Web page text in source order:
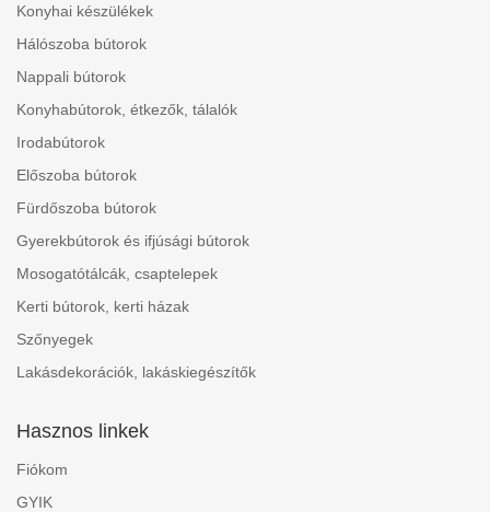
Konyhai készülékek
Hálószoba bútorok
Nappali bútorok
Konyhabútorok, étkezők, tálalók
Irodabútorok
Előszoba bútorok
Fürdőszoba bútorok
Gyerekbútorok és ifjúsági bútorok
Mosogatótálcák, csaptelepek
Kerti bútorok, kerti házak
Szőnyegek
Lakásdekorációk, lakáskiegészítők
Hasznos linkek
Fiókom
GYIK